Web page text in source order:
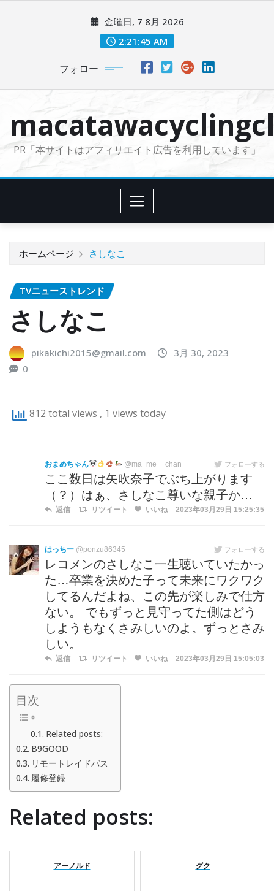
に
金曜日, 7 8月 2026
2:21:46 AM
フォロー
PR「本サイトはアフィリエイト広告を利用しています」
ホームページ さしなこ
TVニューストレンド
さしなこ
pikakichi2015@gmail.com
3月 30, 2023
0
812 total views , 1 views today
おまめちゃん @ma_me__chan フォローする
ここ数日は矢吹奈子でぶち上がります
（？）はぁ、さしなこ尊いな親子か…
返信 リツイート いいね 2023年03月29日 15:25:35
はっちー @ponzu86345 フォローする
レコメンのさしなこ一生聴いていたかっ
た…卒業を決めた子って未来にワクワク
してるんだよね、この先が楽しみで仕方
ない。 でもずっと見守ってた側はどう
しようもなくさみしいのよ。ずっとさみ
しい。
返信 リツイート いいね 2023年03月29日 15:05:03
目次
Related posts:
B9GOOD
リモートレイドパス
履修登録
Related posts:
アーノルド グク